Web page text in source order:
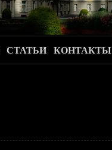
СТАТЬИ КОНТАКТЫ